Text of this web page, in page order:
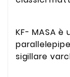
KF- MASA
sigillare